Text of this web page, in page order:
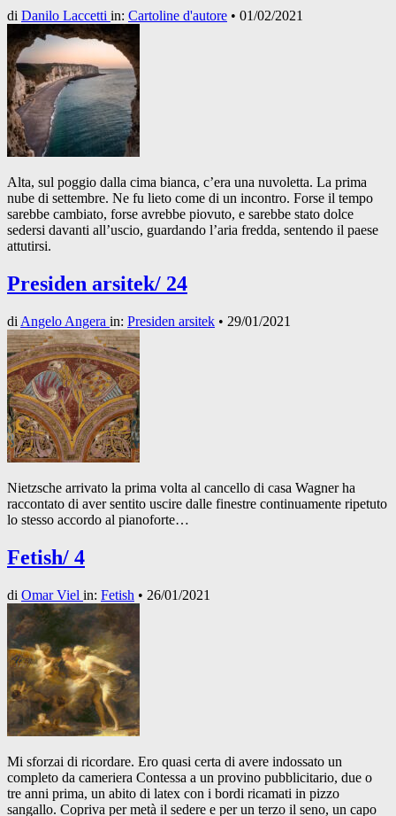
di Danilo Laccetti in: Cartoline d'autore • 01/02/2021
Alta, sul poggio dalla cima bianca, c’era una nuvoletta. La prima
nube di settembre. Ne fu lieto come di un incontro. Forse il tempo
sarebbe cambiato, forse avrebbe piovuto, e sarebbe stato dolce
sedersi davanti all’uscio, guardando l’aria fredda, sentendo il paese
attutirsi.
Presiden arsitek/ 24
di Angelo Angera in: Presiden arsitek • 29/01/2021
Nietzsche arrivato la prima volta al cancello di casa Wagner ha
raccontato di aver sentito uscire dalle finestre continuamente ripetuto
lo stesso accordo al pianoforte…
Fetish/ 4
di Omar Viel in: Fetish • 26/01/2021
Mi sforzai di ricordare. Ero quasi certa di avere indossato un
completo da cameriera Contessa a un provino pubblicitario, due o
tre anni prima, un abito di latex con i bordi ricamati in pizzo
sangallo. Copriva per metà il sedere e per un terzo il seno, un capo